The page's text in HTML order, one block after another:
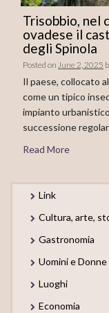
Trisobbio, nel
ovadese il
degli Spinola
Posted on June 2, 2025
Il paese, collocato
come un tipico
impianto
successione
Read More
Link
Cultura, arte,
Gastronomia
Uomini e Donne
Luoghi
Economia